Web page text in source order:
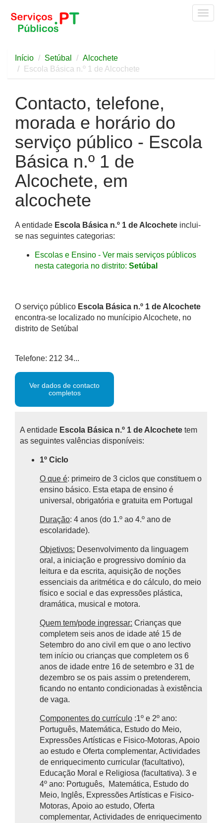
Início Setúbal
Alcochete
Escola Básica n.º 1 de Alcochete
Contacto, telefone,
morada e horário do
serviço público - Escola
Básica n.º 1 de
Alcochete, em
alcochete
A entidade Escola Básica n.º 1 de Alcochete inclui-
se nas seguintes categorias:
Escolas e Ensino - Ver mais serviços públicos
nesta categoria no distrito: Setúbal
O serviço público Escola Básica n.º 1 de Alcochete
encontra-se localizado no munícipio Alcochete, no
distrito de Setúbal
Telefone: 212 34...
Ver dados de contacto
completos
A entidade Escola Básica n.º 1 de Alcochete tem
as seguintes valências disponíveis:
1º Ciclo
O que é: primeiro de 3 ciclos que constituem o
ensino básico. Esta etapa de ensino é
universal, obrigatória e gratuita em Portugal
Duração: 4 anos (do 1.º ao 4.º ano de
escolaridade).
Objetivos: Desenvolvimento da linguagem
oral, a iniciação e progressivo domínio da
leitura e da escrita, aquisição de noções
essenciais da aritmética e do cálculo, do meio
físico e social e das expressões plástica,
dramática, musical e motora.
Quem tem/pode ingressar: Crianças que
completem seis anos de idade até 15 de
Setembro do ano civil em que o ano lectivo
tem início ou crianças que completem os 6
anos de idade entre 16 de setembro e 31 de
dezembro se os pais assim o pretenderem,
ficando no entanto condicionadas à existência
de vaga.
Componentes do currículo :1º e 2º ano:
Português, Matemática, Estudo do Meio,
Expressões Artísticas e Fisico-Motoras, Apoio
ao estudo e Oferta complementar, Actividades
de enriquecimento curricular (facultativo),
Educação Moral e Religiosa (facultativa). 3 e
4º ano: Português, Matemática, Estudo do
Meio, Inglês, Expressões Artísticas e Fisico-
Motoras, Apoio ao estudo, Oferta
complementar, Actividades de enriquecimento